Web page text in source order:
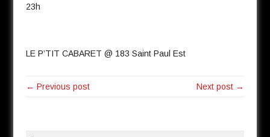
23h
LE P’TIT CABARET @ 183 Saint Paul Est
← Previous post Next post →